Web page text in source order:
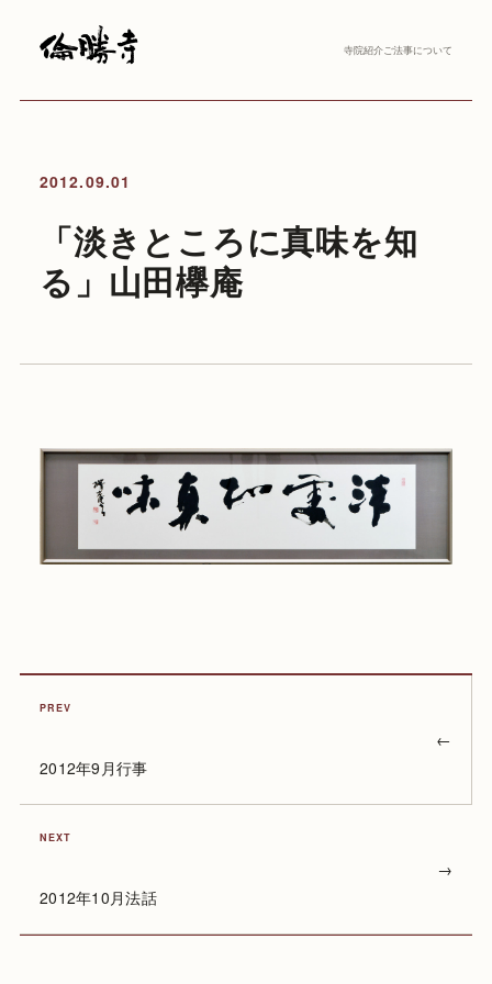
寺院紹介ご法事について
2012.09.01
「淡きところに真味を知
る」山田欅庵
PREV
2012年9月行事
←
NEXT
2012年10月法話
→